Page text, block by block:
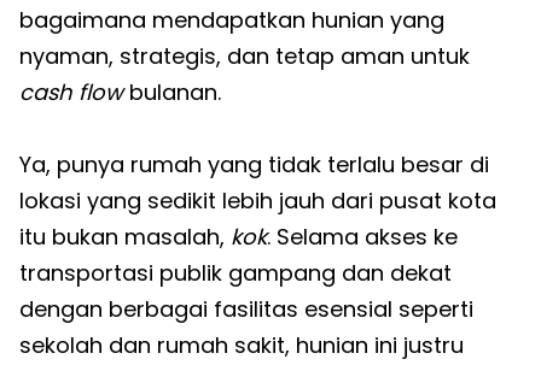
bagaimana mendapatkan hunian yang
nyaman, strategis, dan tetap aman untuk
cash flowbulanan.
Ya, punya rumah yang tidak terlalu besar di
lokasi yang sedikit lebih jauh dari pusat kota
itu bukan masalah, kok. Selama akses ke
transportasi publik gampang dan dekat
dengan berbagai fasilitas esensial seperti
sekolah dan rumah sakit, hunian ini justru